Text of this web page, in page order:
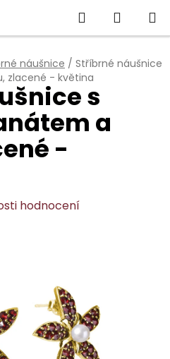
Hledat
KOŠÍK
náušnice / Stříbrné náušnice
zlacené - květina
s
a
-
hodnocení